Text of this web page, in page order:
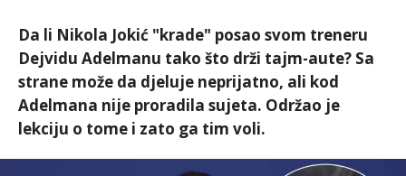
Da li Nikola Jokić "krade" posao svom treneru
Dejvidu Adelmanu tako što drži tajm-aute? Sa
strane može da djeluje neprijatno, ali kod
Adelmana nije proradila sujeta. Održao je
lekciju o tome i zato ga tim voli.